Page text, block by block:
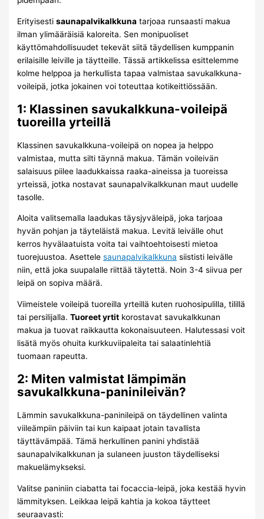
Erityisestisaunapalvikalkkuna tarjoaa runsaasti makua
ilman ylimääräisiä kaloreita. Sen monipuoliset
käyttömahdollisuudet tekevät siitä täydellisen kumppanin
erilaisille leiville ja täytteille. Tässä artikkelissa esittelemme
kolme helppoa ja herkullista tapaa valmistaa savukalkkuna-
voileipä, jotka jokainen voi toteuttaa kotikeittiössään.
1: Klassinen savukalkkuna-voileipä
tuoreilla yrteillä
Klassinen savukalkkuna-voileipä on nopea ja helppo
valmistaa, mutta silti täynnä makua. Tämän voileivän
salaisuus piilee laadukkaissa raaka-aineissa ja tuoreissa
yrteissä, jotka nostavat saunapalvikalkkunan maut uudelle
tasolle.
Aloita valitsemalla laadukas täysjyväleipä, joka tarjoaa
hyvän pohjan ja täyteläistä makua. Levitä leivälle ohut
kerros hyvälaatuista voita tai vaihtoehtoisesti mietoa
tuorejuustoa. Asettelesaunapalvikalkkuna siististi leivälle
niin, että joka suupalalle riittää täytettä. Noin 3-4 siivua per
leipä on sopiva määrä.
Viimeistele voileipä tuoreilla yrteillä kuten ruohosipulilla, tilillä
tai persilijalla.Tuoreet yrtit korostavat savukalkkunan
makua ja tuovat raikkautta kokonaisuuteen. Halutessasi voit
lisätä myös ohuita kurkkuviipaleita tai salaatinlehtiä
tuomaan rapeutta.
2: Miten valmistat lämpimän
savukalkkuna-paninileivän?
Lämmin savukalkkuna-paninileipä on täydellinen valinta
viileämpiin päiviin tai kun kaipaat jotain tavallista
täyttävämpää. Tämä herkullinen panini yhdistää
saunapalvikalkkunan ja sulaneen juuston täydelliseksi
makuelämykseksi.
Valitse paniniin ciabatta tai focaccia-leipä, joka kestää hyvin
lämmityksen. Leikkaa leipä kahtia ja kokoa täytteet
seuraavasti: